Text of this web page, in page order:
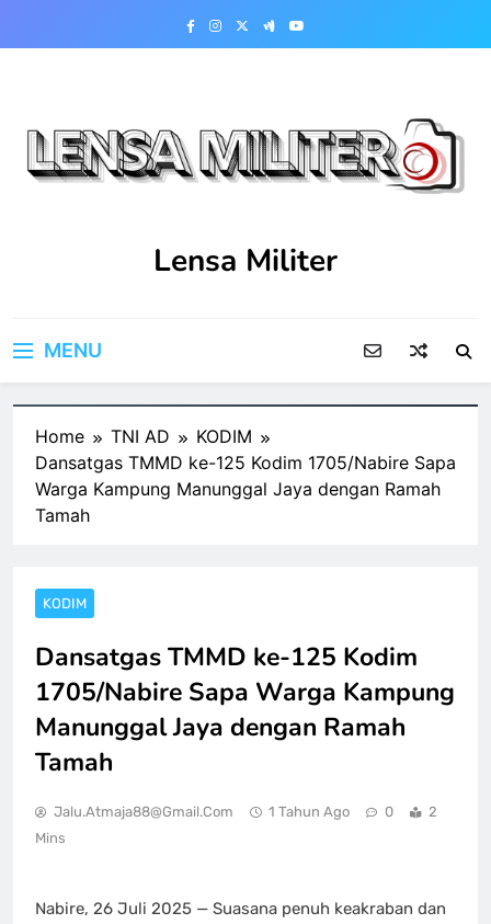
Lensa Militer
MENU
Home TNI AD
KODIM
Dansatgas TMMD ke-125 Kodim 1705/Nabire Sapa
Warga Kampung Manunggal Jaya dengan Ramah
Tamah
KODIM
Dansatgas TMMD ke-125 Kodim
1705/Nabire Sapa Warga Kampung
Manunggal Jaya dengan Ramah
Tamah
Jalu.atmaja88@gmail.com 1 Tahun Ago 0
2
Mins
Nabire, 26 Juli 2025 — Suasana penuh keakraban dan